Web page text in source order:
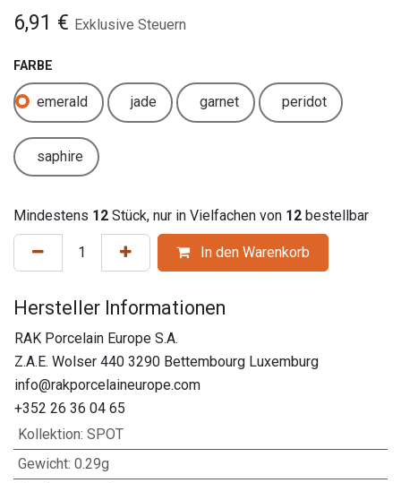
6,91 € Exklusive Steuern
FARBE
emerald jade garnet peridot
saphire
Mindestens 12 Stück, nur in Vielfachen von 12 bestellbar
In den Warenkorb
Hersteller Informationen
RAK Porcelain Europe S.A.
Z.A.E. Wolser 440 3290 Bettembourg Luxemburg
info@rakporcelaineurope.com
+352 26 36 04 65
Kollektion: SPOT
Gewicht: 0.29g